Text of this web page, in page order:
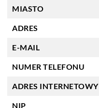
MIASTO
ADRES
E-MAIL
NUMER TELEFONU
ADRES INTERNETOWY
NIP